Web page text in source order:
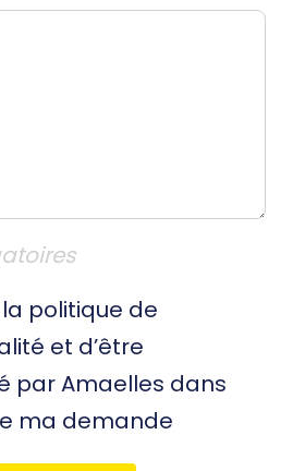
politique de
et d’être
par Amaelles dans
ma demande